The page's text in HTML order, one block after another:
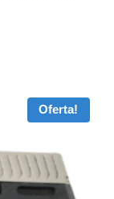
Oferta!